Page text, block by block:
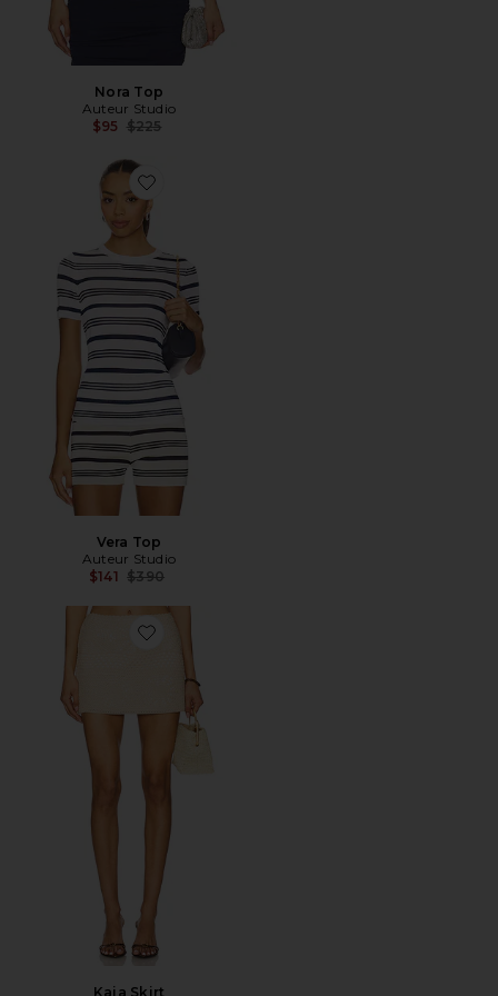
Nora Top
Auteur Studio
$95 Previous price:
$225
Favorite Vera Top
Vera Top
Auteur Studio
$141 Previous price:
$390
Favorite Kaia Skirt
Kaia Skirt